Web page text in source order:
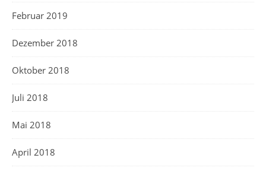
Februar 2019
Dezember 2018
Oktober 2018
Juli 2018
Mai 2018
April 2018